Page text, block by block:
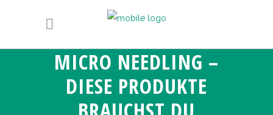
MICRO NEEDLING –
DIESE PRODUKTE